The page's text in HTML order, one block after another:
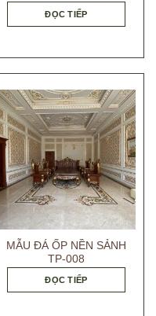
ĐỌC TIẾP
MẪU ĐÁ ỐP NỀN SẢNH
TP-008
ĐỌC TIẾP